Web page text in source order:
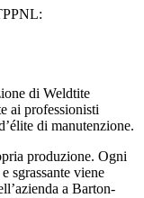
di Weldtite
ai professionisti
di manutenzione.
produzione. Ogni
sgrassante viene
a Barton-